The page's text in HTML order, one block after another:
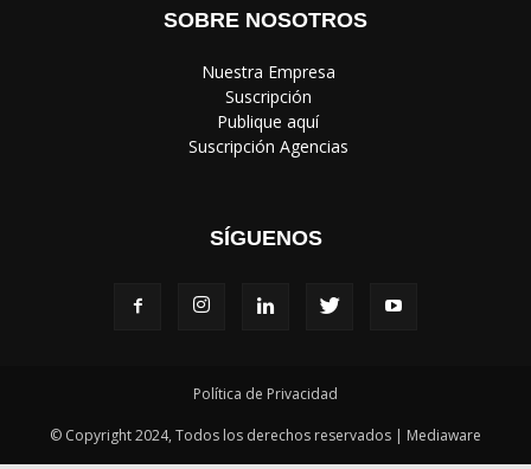
SOBRE NOSOTROS
‎ Nuestra Empresa
‎ Suscripción
‎ Publique aquí
‎ Suscripción Agencias
SÍGUENOS
Política de Privacidad
© Copyright 2024, Todos los derechos reservados | Mediaware